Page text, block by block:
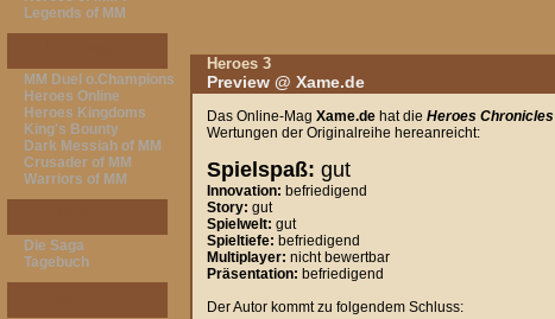
Legends of MM
MM Duel o.Champions
Heroes Online
Heroes Kingdoms
King's Bounty
Dark Messiah of MM
Crusader of MM
Warriors of MM
Die Saga
Tagebuch
Heroes 3
Preview @ Xame.de
Das Online-Mag Xame.de hat die Heroes Chronicles
Wertungen der Originalreihe hereanreicht:
Spielspaß: gut
Innovation: befriedigend
Story: gut
Spielwelt: gut
Spieltiefe: befriedigend
Multiplayer: nicht bewertbar
Präsentation: befriedigend
Der Autor kommt zu folgendem Schluss: